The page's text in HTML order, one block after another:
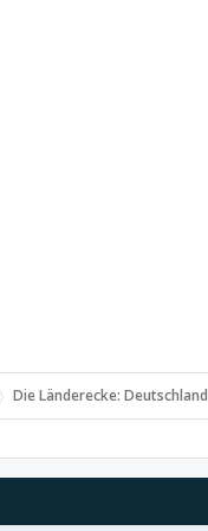
Die Länderecke: Deutschland